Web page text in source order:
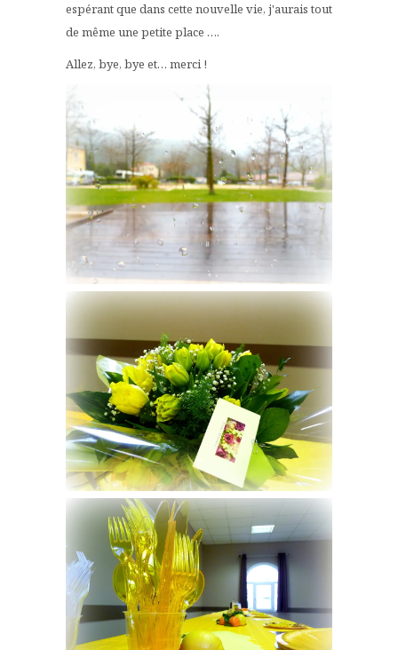
espérant que dans cette nouvelle vie, j'aurais tout
de même une petite place ….
Allez, bye, bye et… merci !